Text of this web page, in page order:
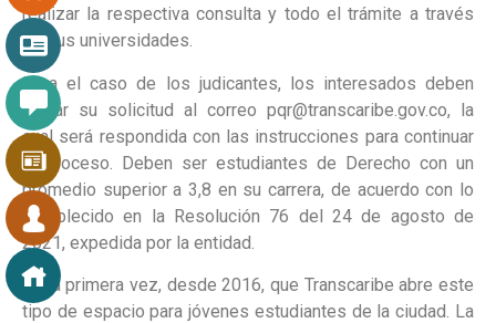
realizar la respectiva consulta y todo el trámite a través
de sus universidades.
Para el caso de los judicantes, los interesados deben
enviar su solicitud al correo pqr@transcaribe.gov.co, la
cual será respondida con las instrucciones para continuar
el proceso. Deben ser estudiantes de Derecho con un
promedio superior a 3,8 en su carrera, de acuerdo con lo
establecido en la Resolución 76 del 24 de agosto de
2021, expedida por la entidad.
Es la primera vez, desde 2016, que Transcaribe abre este
tipo de espacio para jóvenes estudiantes de la ciudad. La